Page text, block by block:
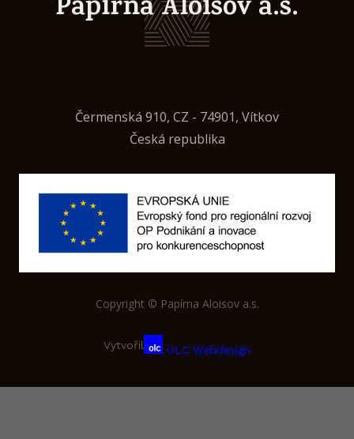
Papírna Aloisov a.s.
Čermenská 910, CZ - 74901, Vítkov
Česká republika
Copyright © Papírna Aloisov a.s.
Vytvořil OLC Webdesign